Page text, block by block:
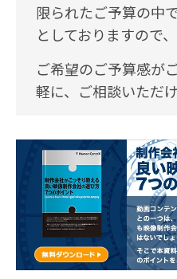
限られたご予算の中
としておりますので、
ご希望のご予算感が
軽に、ご相談いただ